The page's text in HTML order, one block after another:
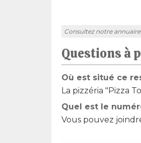
Consultez notre
Questions à
Où est situé ce
La pizzéria "Pizza
Quel est le
Vous pouvez